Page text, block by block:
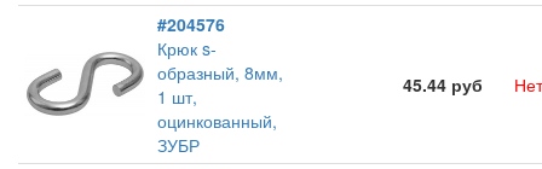
#204576
Крюк s-
образный, 8мм,
1 шт,
оцинкованный,
ЗУБР
45.44 руб